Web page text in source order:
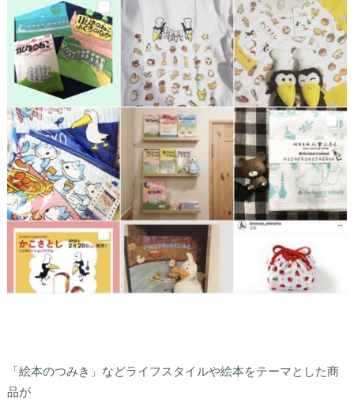
「絵本のつみき」などライフスタイルや絵本をテーマとした商
品が